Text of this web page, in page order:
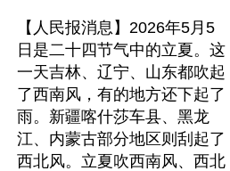
【人民报消息】2026年5月5
日是二十四节气中的立夏。这
一天吉林、辽宁、山东都吹起
了西南风，有的地方还下起了
雨。新疆喀什莎车县、黑龙
江、内蒙古部分地区则刮起了
西北风。立夏吹西南风、西北